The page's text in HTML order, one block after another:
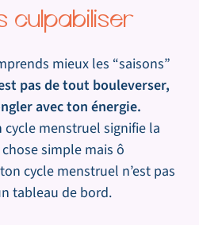
culpabiliser
mieux les “saisons”
pas de tout bouleverser,
avec ton énergie.
cycle menstruel signifie la
simple mais ô
cycle menstruel n’est pas
tableau de bord.